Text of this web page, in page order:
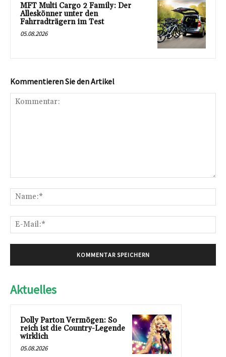
MFT Multi Cargo 2 Family: Der
Alleskönner unter den
Fahrradträgern im Test
05.08.2026
Kommentieren Sie den Artikel
Aktuelles
Dolly Parton Vermögen: So
reich ist die Country-Legende
wirklich
05.08.2026